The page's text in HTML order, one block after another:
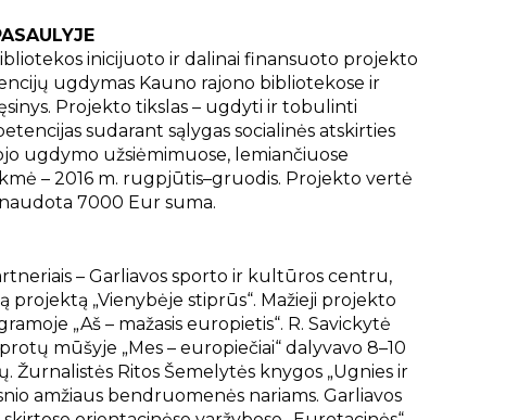
inicijuoto ir dalinai finansuoto projekto
ugdymas Kauno rajono bibliotekose ir
Projekto tikslas – ugdyti ir tobulinti
sudarant sąlygas socialinės atskirties
ugdymo užsiėmimuose, lemiančiuose
– 2016 m. rugpjūtis–gruodis. Projekto vertė
7000 Eur suma.
– Garliavos sporto ir kultūros centru,
„Vienybėje stiprūs“. Mažieji projekto
„Aš – mažasis europietis“. R. Savickytė
mūšyje „Mes – europiečiai“ dalyvavo 8–10
Žurnalistės Ritos Šemelytės knygos „Ugnies ir
amžiaus bendruomenės nariams. Garliavos